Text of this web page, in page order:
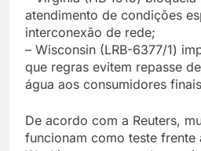
atendimento de condições
interconexão de rede;
– Wisconsin (LRB-6377/1)
que regras evitem repasse
água aos consumidores
De acordo com a Reuters,
funcionam como teste frente